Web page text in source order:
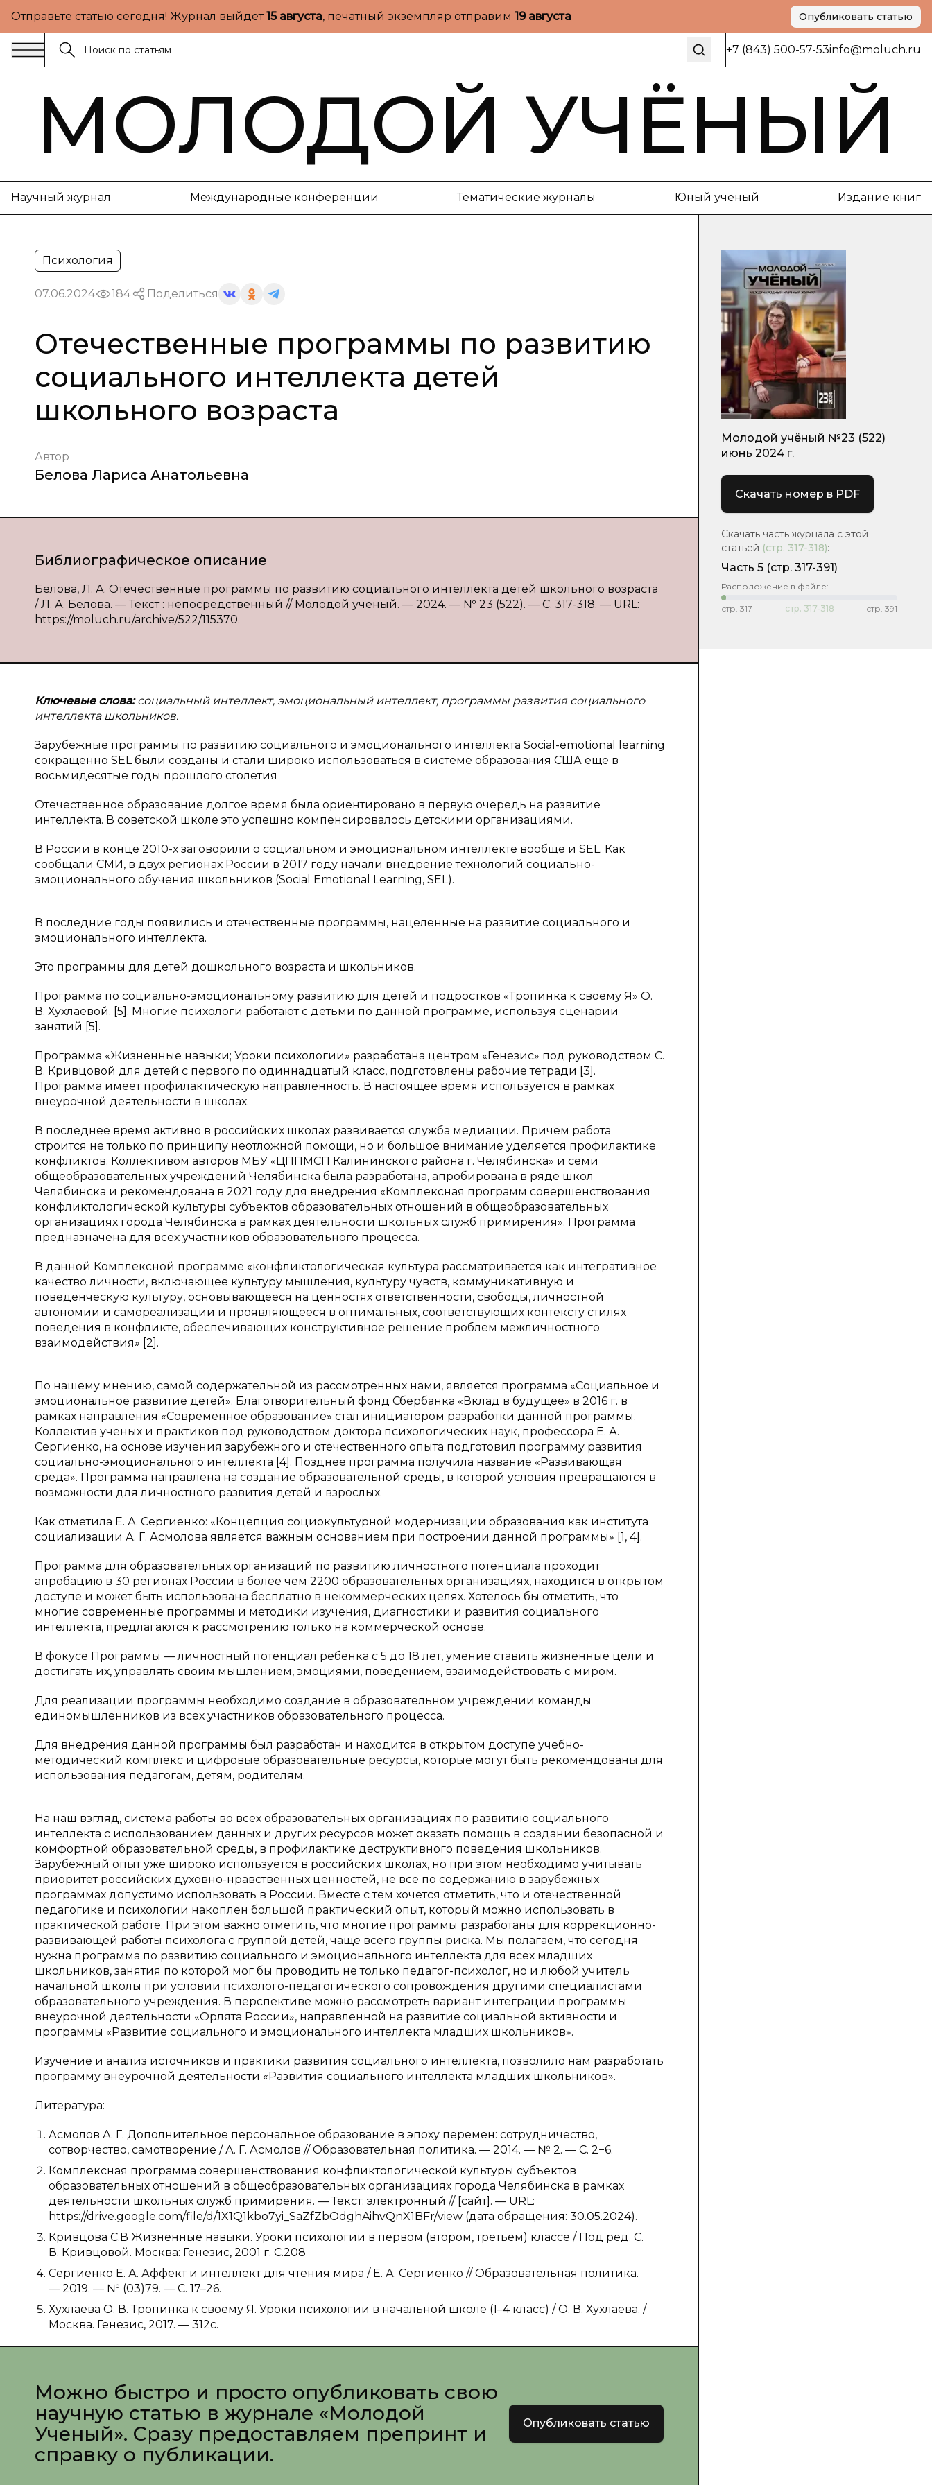
Отправьте статью сегодня! Журнал выйдет15 августа, печатный экземпляр отправим 19 августа Опубликовать статью
+7 (843) 500-57-53info@moluch.ru
МОЛОДОЙ УЧЁНЫЙ
Научный журнал Международные конференции Тематические журналы Юный ученый Издание книг
Психология
07.06.2024 184 Поделиться
Отечественные программы по развитию
социального интеллекта детей
школьного возраста
Автор
Белова Лариса Анатольевна
Библиографическое описание
Белова, Л. А. Отечественные программы по развитию социального интеллекта детей школьного возраста
/ Л. А. Белова. — Текст : непосредственный // Молодой ученый. — 2024. — № 23 (522). — С. 317-318. — URL:
https://moluch.ru/archive/522/115370.
Ключевые слова:социальный интеллект, эмоциональный интеллект, программы развития социального
интеллекта школьников.
Зарубежные программы по развитию социального и эмоционального интеллекта Social-emotional learning
сокращенно SEL были созданы и стали широко использоваться в системе образования США еще в
восьмидесятые годы прошлого столетия
Отечественное образование долгое время была ориентировано в первую очередь на развитие
интеллекта. В советской школе это успешно компенсировалось детскими организациями.
В России в конце 2010-х заговорили о социальном и эмоциональном интеллекте вообще и SEL. Как
сообщали СМИ, в двух регионах России в 2017 году начали внедрение технологий социально-
эмоционального обучения школьников (Social Emotional Learning, SEL).
В последние годы появились и отечественные программы, нацеленные на развитие социального и
эмоционального интеллекта.
Это программы для детей дошкольного возраста и школьников.
Программа по социально-эмоциональному развитию для детей и подростков «Тропинка к своему Я» О.
В. Хухлаевой. [5]. Многие психологи работают с детьми по данной программе, используя сценарии
занятий [5].
Программа «Жизненные навыки; Уроки психологии» разработана центром «Генезис» под руководством С.
В. Кривцовой для детей с первого по одиннадцатый класс, подготовлены рабочие тетради [3].
Программа имеет профилактическую направленность. В настоящее время используется в рамках
внеурочной деятельности в школах.
В последнее время активно в российских школах развивается служба медиации. Причем работа
строится не только по принципу неотложной помощи, но и большое внимание уделяется профилактике
конфликтов. Коллективом авторов МБУ «ЦППМСП Калининского района г. Челябинска» и семи
общеобразовательных учреждений Челябинска была разработана, апробирована в ряде школ
Челябинска и рекомендована в 2021 году для внедрения «Комплексная программ совершенствования
конфликтологической культуры субъектов образовательных отношений в общеобразовательных
организациях города Челябинска в рамках деятельности школьных служб примирения». Программа
предназначена для всех участников образовательного процесса.
В данной Комплексной программе «конфликтологическая культура рассматривается как интегративное
качество личности, включающее культуру мышления, культуру чувств, коммуникативную и
поведенческую культуру, основывающееся на ценностях ответственности, свободы, личностной
автономии и самореализации и проявляющееся в оптимальных, соответствующих контексту стилях
поведения в конфликте, обеспечивающих конструктивное решение проблем межличностного
взаимодействия» [2].
По нашему мнению, самой содержательной из рассмотренных нами, является программа «Социальное и
эмоциональное развитие детей». Благотворительный фонд Сбербанка «Вклад в будущее» в 2016 г. в
рамках направления «Современное образование» стал инициатором разработки данной программы.
Коллектив ученых и практиков под руководством доктора психологических наук, профессора Е. А.
Сергиенко, на основе изучения зарубежного и отечественного опыта подготовил программу развития
социально-эмоционального интеллекта [4]. Позднее программа получила название «Развивающая
среда». Программа направлена на создание образовательной среды, в которой условия превращаются в
возможности для личностного развития детей и взрослых.
Как отметила Е. А. Сергиенко: «Концепция социокультурной модернизации образования как института
социализации А. Г. Асмолова является важным основанием при построении данной программы» [1, 4].
Программа для образовательных организаций по развитию личностного потенциала проходит
апробацию в 30 регионах России в более чем 2200 образовательных организациях, находится в открытом
доступе и может быть использована бесплатно в некоммерческих целях. Хотелось бы отметить, что
многие современные программы и методики изучения, диагностики и развития социального
интеллекта, предлагаются к рассмотрению только на коммерческой основе.
В фокусе Программы — личностный потенциал ребёнка с 5 до 18 лет, умение ставить жизненные цели и
достигать их, управлять своим мышлением, эмоциями, поведением, взаимодействовать с миром.
Для реализации программы необходимо создание в образовательном учреждении команды
единомышленников из всех участников образовательного процесса.
Для внедрения данной программы был разработан и находится в открытом доступе учебно-
методический комплекс и цифровые образовательные ресурсы, которые могут быть рекомендованы для
использования педагогам, детям, родителям.
На наш взгляд, система работы во всех образовательных организациях по развитию социального
интеллекта с использованием данных и других ресурсов может оказать помощь в создании безопасной и
комфортной образовательной среды, в профилактике деструктивного поведения школьников.
Зарубежный опыт уже широко используется в российских школах, но при этом необходимо учитывать
приоритет российских духовно-нравственных ценностей, не все по содержанию в зарубежных
программах допустимо использовать в России. Вместе с тем хочется отметить, что и отечественной
педагогике и психологии накоплен большой практический опыт, который можно использовать в
практической работе. При этом важно отметить, что многие программы разработаны для коррекционно-
развивающей работы психолога с группой детей, чаще всего группы риска. Мы полагаем, что сегодня
нужна программа по развитию социального и эмоционального интеллекта для всех младших
школьников, занятия по которой мог бы проводить не только педагог-психолог, но и любой учитель
начальной школы при условии психолого-педагогического сопровождения другими специалистами
образовательного учреждения. В перспективе можно рассмотреть вариант интеграции программы
внеурочной деятельности «Орлята России», направленной на развитие социальной активности и
программы «Развитие социального и эмоционального интеллекта младших школьников».
Изучение и анализ источников и практики развития социального интеллекта, позволило нам разработать
программу внеурочной деятельности «Развития социального интеллекта младших школьников».
Литература:
Асмолов А. Г. Дополнительное персональное образование в эпоху перемен: сотрудничество,
сотворчество, самотворение / А. Г. Асмолов // Образовательная политика. — 2014. — № 2. — С. 2−6.
Комплексная программа совершенствования конфликтологической культуры субъектов
образовательных отношений в общеобразовательных организациях города Челябинска в рамках
деятельности школьных служб примирения. — Текст: электронный // [сайт]. — URL:
https://drive.google.com/file/d/1X1Q1kbo7yi_SaZfZbOdghAihvQnX1BFr/view (дата обращения: 30.05.2024).
Кривцова С.В Жизненные навыки. Уроки психологии в первом (втором, третьем) классе / Под ред. С.
В. Кривцовой. Москва: Генезис, 2001 г. С.208
Сергиенко Е. А. Аффект и интеллект для чтения мира / Е. А. Сергиенко // Образовательная политика.
— 2019. — № (03)79. — С. 17–26.
Хухлаева О. В. Тропинка к своему Я. Уроки психологии в начальной школе (1–4 класс) / О. В. Хухлаева. /
Москва. Генезис, 2017. — 312с.
Можно быстро и просто опубликовать свою
научную статью в журнале «Молодой
Ученый». Сразу предоставляем препринт и
справку о публикации.
Опубликовать статью
Молодой учёный №23 (522)
июнь 2024 г.
Скачать номер в PDF
Скачать часть журнала с этой
статьей (стр. 317-318):
Часть 5 (стр. 317-391)
Расположение в файле:
стр. 317 стр. 317-318 стр. 391